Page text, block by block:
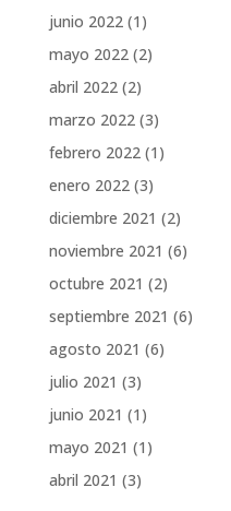
junio 2022(1)
mayo 2022(2)
abril 2022(2)
marzo 2022(3)
febrero 2022(1)
enero 2022(3)
diciembre 2021 (2)
noviembre 2021 (6)
octubre 2021 (2)
septiembre 2021 (6)
agosto 2021 (6)
julio 2021 (3)
junio 2021 (1)
mayo 2021 (1)
abril 2021 (3)